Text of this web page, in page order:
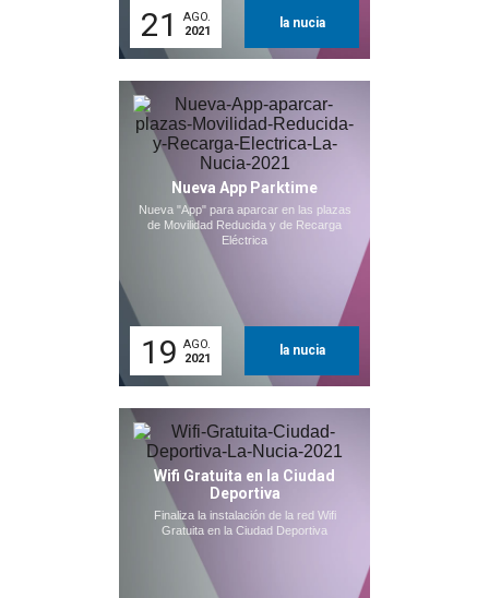
21
AGO.
2021
la nucia
Nueva App Parktime
Nueva "App" para aparcar en las plazas
de Movilidad Reducida y de Recarga
Eléctrica
19 AGO.
2021
la nucia
Wifi Gratuita en la Ciudad
Deportiva
Finaliza la instalación de la red Wifi
Gratuita en la Ciudad Deportiva